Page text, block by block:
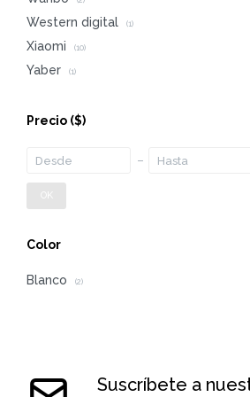
Western digital (1)
Xiaomi (10)
Yaber (1)
Precio ($)
OK
Color
Blanco (2)
Suscríbete a